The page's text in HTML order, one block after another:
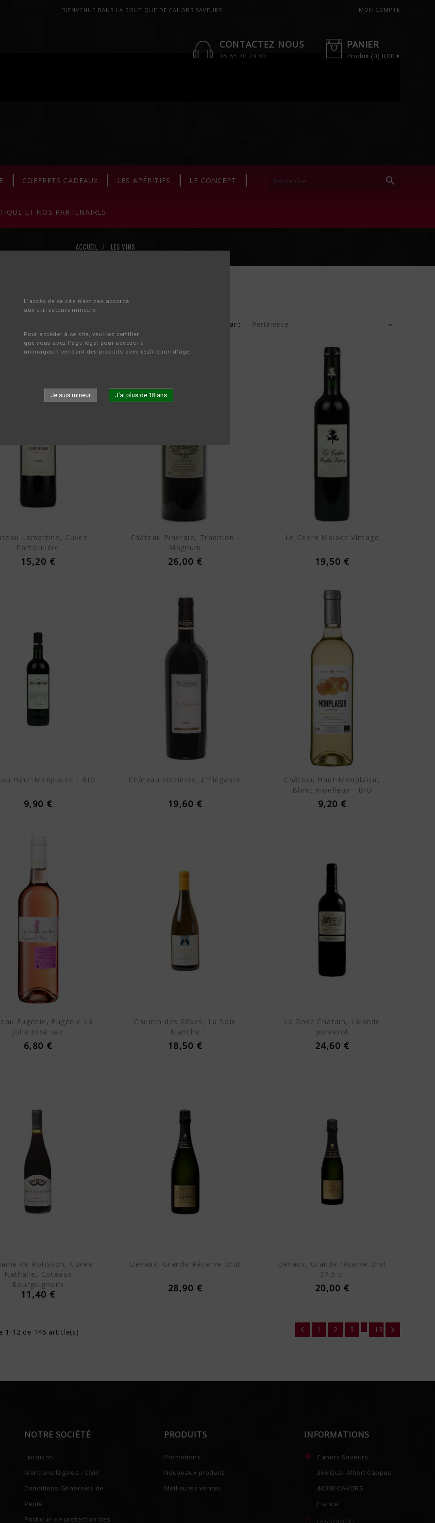
BIENVENUE DANS LA BOUTIQUE DE CAHORS SAVEURS MON COMPTE
PANIER
Produit (0) 0,00 €
CONTACTEZ NOUS
05 65 20 20 80
L'accès de ce site n'est pas accordé
aux utilisateurs mineurs
Pour accéder à ce site, veuillez certifier
que vous avez l'âge légal pour accéder à
un magasin vendant des produits avec restriction d'âge.
Je suis mineur J'ai plus de 18 ans
COFFRETS CADEAUX LES APÉRITIFS LE CONCEPT
ET NOS PARTENAIRES

ACCUEIL LES VINS
Trier par : Pertinence 
Lamartine, Cuvée
Particulière
15,20 €
Château Pineraie, Tradition -
Magnum
26,00 €
Le Cèdre Malbec Vintage
19,50 €
Haut-Monplaisir - BIO
9,90 €
Château Nozières, L'Elégance
19,60 €
Château Haut-Monplaisir,
Blanc moelleux - BIO
9,20 €
Eugénie, Eugénie La
Jolie rosé sec
6,80 €
Chemin des Rêves, La Soie
blanche
18,50 €
La Rose Chatain, Lalande
pomerol
24,60 €
de Rotisson, Cuvée
Nathalie, Coteaux
Bourguignons
11,40 €
Devaux, Grande Réserve Brut
28,90 €
Devaux, Grande réserve Brut
37.5 cl
20,00 €
1-12 de 146 article(s)  1 2 3 … 13 
INFORMATIONS

Cahors Saveurs
366 Quai Albert Cappus
46000 CAHORS
France

PRODUITS
Promotions
Nouveaux produits
Meilleures ventes
NOTRE SOCIÉTÉ
Livraison
Mentions légales - CGU
Conditions Générales de
Vente
Politique de protection des